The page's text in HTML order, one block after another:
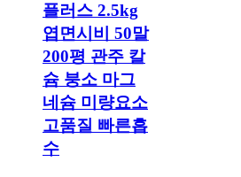
플러스 2.5kg
엽면시비 50말
200평 관주 칼
슘 붕소 마그
네슘 미량요소
고품질 빠른흡
수